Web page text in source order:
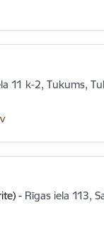
11 k-2, Tukums,
- Rīgas iela 113,